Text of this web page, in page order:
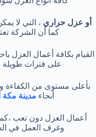
أو عزل حراري ، التي لا
كما أن الشركة
القيام بكافة أعمال العزل
على فترات طويلة
بأعلى مستوى من الكفاءة
أنحاء مدينة مكة
أعمال العزل دون تعب
وغرف العمل في